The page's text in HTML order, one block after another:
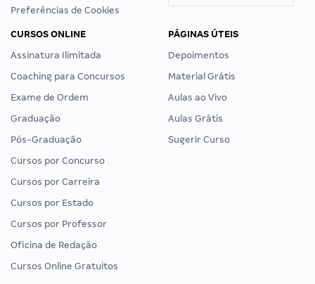
Preferências de Cookies
CURSOS ONLINE
Assinatura Ilimitada
Coaching para Concursos
Exame de Ordem
Graduação
Pós-Graduação
Cursos por Concurso
Cursos por Carreira
Cursos por Estado
Cursos por Professor
Oficina de Redação
Cursos Online Gratuitos
PÁGINAS ÚTEIS
Depoimentos
Material Grátis
Aulas ao Vivo
Aulas Grátis
Sugerir Curso